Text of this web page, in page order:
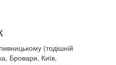
(тодішній
Бровари, Київ,